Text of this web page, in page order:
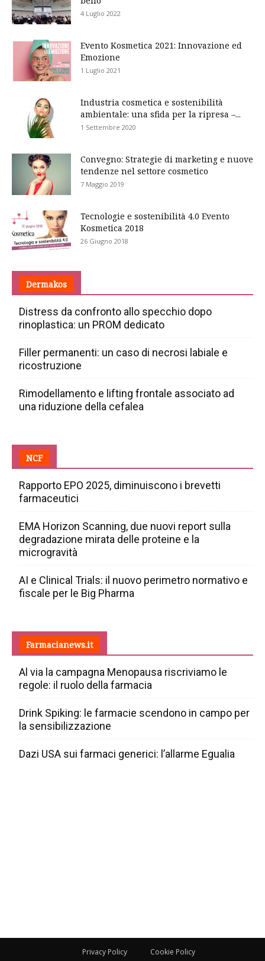
4 Luglio 2022
Evento Kosmetica 2021: Innovazione ed
Emozione
1 Luglio 2021
Industria cosmetica e sostenibilità
ambientale: una sfida per la ripresa –...
1 Settembre 2020
Convegno: Strategie di marketing e nuove
tendenze nel settore cosmetico
7 Maggio 2019
Tecnologie e sostenibilità 4.0 Evento
Kosmetica 2018
26 Giugno 2018
Dermakos
Distress da confronto allo specchio dopo
rinoplastica: un PROM dedicato
Filler permanenti: un caso di necrosi labiale e
ricostruzione
Rimodellamento e lifting frontale associato ad
una riduzione della cefalea
NCF
Rapporto EPO 2025, diminuiscono i brevetti
farmaceutici
EMA Horizon Scanning, due nuovi report sulla
degradazione mirata delle proteine e la
microgravità
AI e Clinical Trials: il nuovo perimetro normativo e
fiscale per le Big Pharma
Farmacianews.it
Al via la campagna Menopausa riscriviamo le
regole: il ruolo della farmacia
Drink Spiking: le farmacie scendono in campo per
la sensibilizzazione
Dazi USA sui farmaci generici: l’allarme Egualia
Privacy Policy Cookie Policy